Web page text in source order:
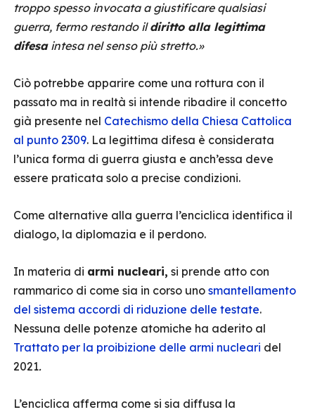
troppo spesso invocata a giustificare qualsiasi
guerra, fermo restando ildiritto alla legittima
difesaintesa nel senso più stretto.»
Ciò potrebbe apparire come una rottura con il
passato ma in realtà si intende ribadire il concetto
già presente nel Catechismo della Chiesa Cattolica
al punto 2309. La legittima difesa è considerata
l’unica forma di guerra giusta e anch’essa deve
essere praticata solo a precise condizioni.
Come alternative alla guerra l’enciclica identifica il
dialogo, la diplomazia e il perdono.
In materia di armi nucleari, si prende atto con
rammarico di come sia in corso uno smantellamento
del sistema accordi di riduzione delle testate.
Nessuna delle potenze atomiche ha aderito al
Trattato per la proibizione delle armi nucleari del
2021.
L’enciclica afferma come si sia diffusa la